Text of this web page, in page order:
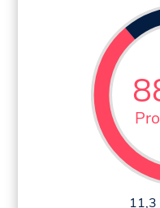
11,3